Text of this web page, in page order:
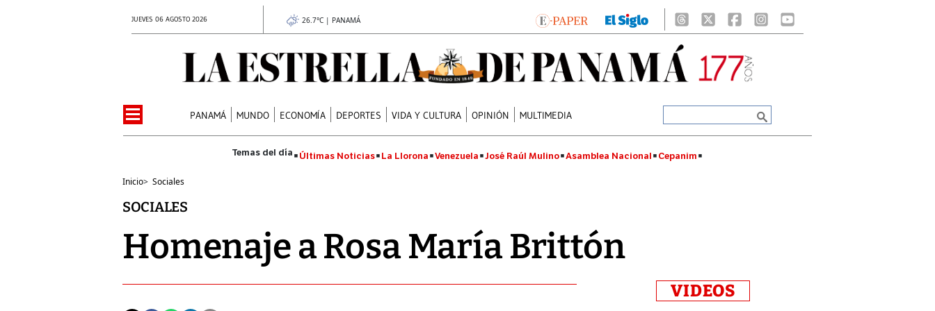
JUEVES 06 AGOSTO 2026 26.7°C | PANAMÁ
PANAMÁ MUNDO ECONOMÍA DEPORTES VIDA Y CULTURA OPINIÓN MULTIMEDIA
Últimas Noticias La Llorona Venezuela José Raúl Mulino Asamblea Nacional Cepanim
Inicio> Sociales
SOCIALES
Homenaje a Rosa María Brittón
VIDEOS